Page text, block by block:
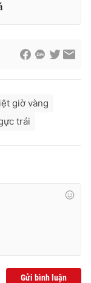
giờ vàng
trái
Gửi bình luận